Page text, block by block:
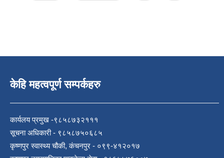
केहि महत्वपूर्ण सम्पर्कहरु
कार्यलय प्रमुख -९८५८७३२१११
सूचना अधिकारी - ९८५८७५०६८५
कृष्णपुर स्वास्थ्य चौकी, कंचनपुर - ०९९-४१२०१७